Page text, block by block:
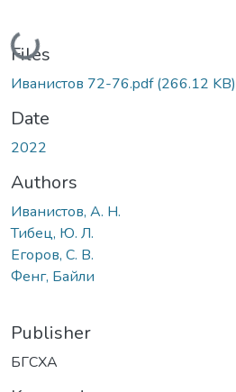
Loading...
Files
Иванистов 72-76.pdf(266.12 KB)
Date
2022
Authors
Иванистов, А. Н.
Тибец, Ю. Л.
Егоров, С. В.
Фенг, Байли
Publisher
БГСХА